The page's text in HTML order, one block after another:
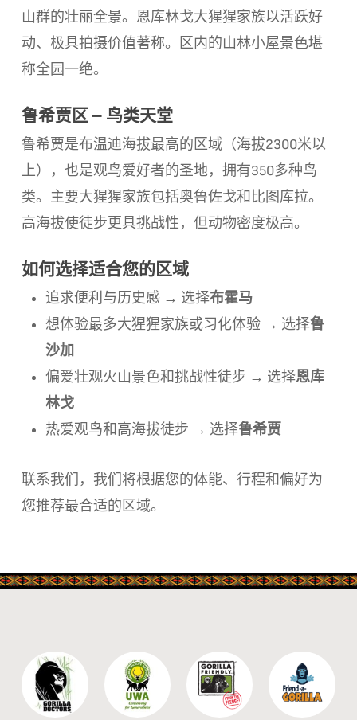
山群的壮丽全景。恩库林戈大猩猩家族以活跃好
动、极具拍摄价值著称。区内的山林小屋景色堪
称全园一绝。
鲁希贾区 – 鸟类天堂
鲁希贾是布温迪海拔最高的区域（海拔2300米以
上），也是观鸟爱好者的圣地，拥有350多种鸟
类。主要大猩猩家族包括奥鲁佐戈和比图库拉。
高海拔使徒步更具挑战性，但动物密度极高。
如何选择适合您的区域
追求便利与历史感 → 选择布霍马
想体验最多大猩猩家族或习化体验 → 选择鲁
沙加
偏爱壮观火山景色和挑战性徒步 → 选择恩库
林戈
热爱观鸟和高海拔徒步 → 选择鲁希贾
联系我们，我们将根据您的体能、行程和偏好为
您推荐最合适的区域。